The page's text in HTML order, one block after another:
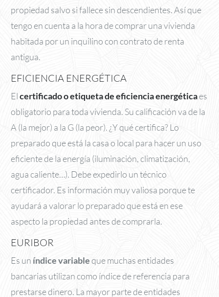
propiedad salvo si fallece sin descendientes. Así que
tengo en cuenta a la hora de comprar una vivienda
habitada por un inquilino con contrato de renta
antigua.
EFICIENCIA ENERGÉTICA
Elcertificado o etiqueta de eficiencia energéticaes
obligatorio para toda vivienda. Su calificación va de la
A (la mejor) a la G (la peor). ¿Y qué certifica? Lo
preparado que está la casa o local para hacer un uso
eficiente de la energía (iluminación, climatización,
agua caliente…). Debe expedirlo un técnico
certificador. Es información muy valiosa porque te
ayudará a valorar lo preparado que está en ese
aspecto la propiedad antes de comprarla.
EURIBOR
Es un índice variableque muchas entidades
bancarias utilizan como índice de referencia para
prestarse dinero. La mayor parte de entidades